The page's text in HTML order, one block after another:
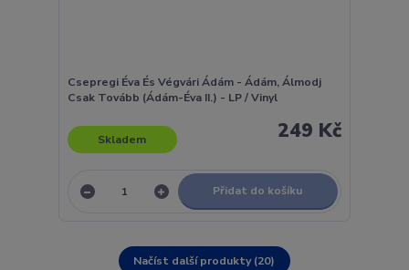
Csepregi Éva És Végvári Ádám - Ádám, Álmodj
Csak Tovább (Ádám-Éva II.) - LP / Vinyl
249 Kč
Skladem
Přidat do košíku
Načíst další produkty (20)